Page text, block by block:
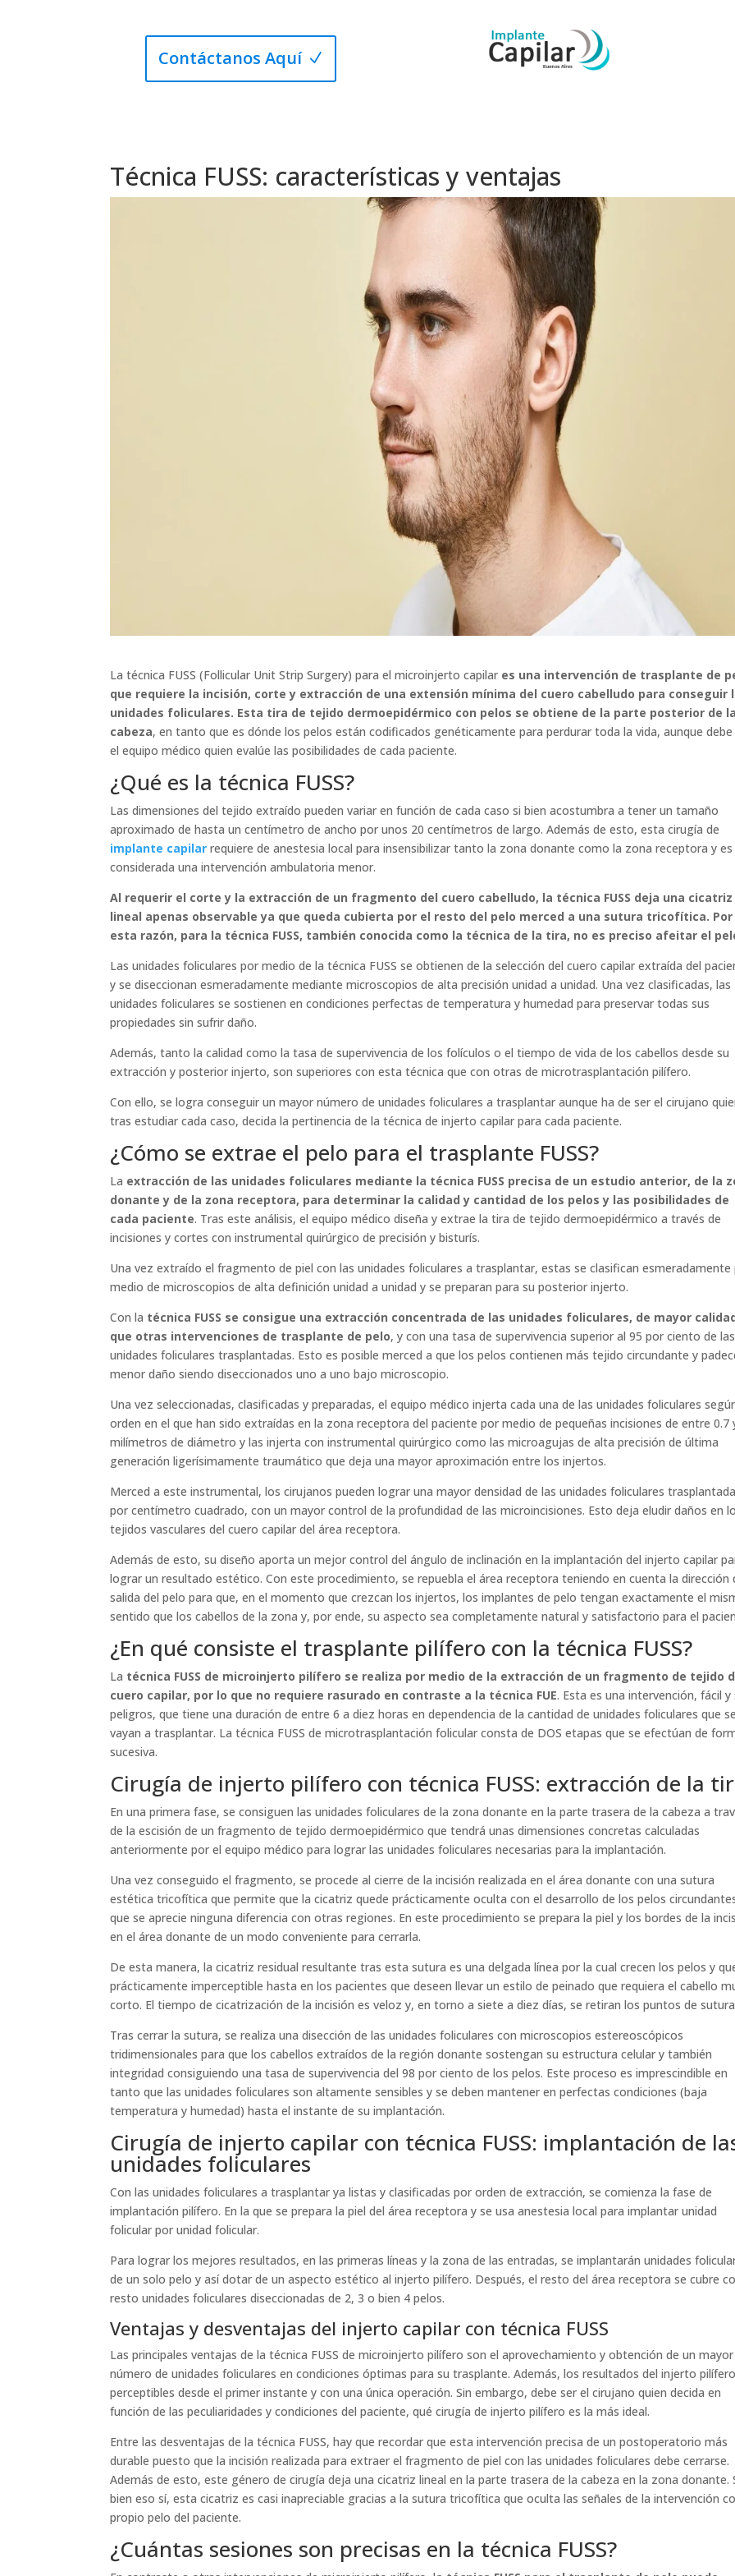
Contáctanos Aquí
Técnica FUSS: características y ventajas
La técnica FUSS (Follicular Unit Strip Surgery) para el microinjerto capilar es una intervención de trasplante de
que requiere la incisión, corte y extracción de una extensión mínima del cuero cabelludo para conseguir
unidades foliculares. Esta tira de tejido dermoepidérmico con pelos se obtiene de la parte posterior de la
cabeza, en tanto que es dónde los pelos están codificados genéticamente para perdurar toda la vida, aunque debe
el equipo médico quien evalúe las posibilidades de cada paciente.
¿Qué es la técnica FUSS?
Las dimensiones del tejido extraído pueden variar en función de cada caso si bien acostumbra a tener un tamaño
aproximado de hasta un centímetro de ancho por unos 20 centímetros de largo. Además de esto, esta cirugía de
implante capilar requiere de anestesia local para insensibilizar tanto la zona donante como la zona receptora y es
considerada una intervención ambulatoria menor.
Al requerir el corte y la extracción de un fragmento del cuero cabelludo, la técnica FUSS deja una cicatriz
lineal apenas observable ya que queda cubierta por el resto del pelo merced a una sutura tricofítica. Por
esta razón, para la técnica FUSS, también conocida como la técnica de la tira, no es preciso afeitar el
Las unidades foliculares por medio de la técnica FUSS se obtienen de la selección del cuero capilar extraída del
y se diseccionan esmeradamente mediante microscopios de alta precisión unidad a unidad. Una vez clasificadas, las
unidades foliculares se sostienen en condiciones perfectas de temperatura y humedad para preservar todas sus
propiedades sin sufrir daño.
Además, tanto la calidad como la tasa de supervivencia de los folículos o el tiempo de vida de los cabellos desde su
extracción y posterior injerto, son superiores con esta técnica que con otras de microtrasplantación pilífero.
Con ello, se logra conseguir un mayor número de unidades foliculares a trasplantar aunque ha de ser el cirujano
tras estudiar cada caso, decida la pertinencia de la técnica de injerto capilar para cada paciente.
¿Cómo se extrae el pelo para el trasplante FUSS?
La extracción de las unidades foliculares mediante la técnica FUSS precisa de un estudio anterior, de la
donante y de la zona receptora, para determinar la calidad y cantidad de los pelos y las posibilidades de
cada paciente. Tras este análisis, el equipo médico diseña y extrae la tira de tejido dermoepidérmico a través de
incisiones y cortes con instrumental quirúrgico de precisión y bisturís.
Una vez extraído el fragmento de piel con las unidades foliculares a trasplantar, estas se clasifican esmeradamente
medio de microscopios de alta definición unidad a unidad y se preparan para su posterior injerto.
Con la técnica FUSS se consigue una extracción concentrada de las unidades foliculares, de mayor
que otras intervenciones de trasplante de pelo, y con una tasa de supervivencia superior al 95 por ciento de las
unidades foliculares trasplantadas. Esto es posible merced a que los pelos contienen más tejido circundante y
menor daño siendo diseccionados uno a uno bajo microscopio.
Una vez seleccionadas, clasificadas y preparadas, el equipo médico injerta cada una de las unidades foliculares
orden en el que han sido extraídas en la zona receptora del paciente por medio de pequeñas incisiones de entre 0.7
milímetros de diámetro y las injerta con instrumental quirúrgico como las microagujas de alta precisión de última
generación ligerísimamente traumático que deja una mayor aproximación entre los injertos.
Merced a este instrumental, los cirujanos pueden lograr una mayor densidad de las unidades foliculares
por centímetro cuadrado, con un mayor control de la profundidad de las microincisiones. Esto deja eludir daños en
tejidos vasculares del cuero capilar del área receptora.
Además de esto, su diseño aporta un mejor control del ángulo de inclinación en la implantación del injerto capilar
lograr un resultado estético. Con este procedimiento, se repuebla el área receptora teniendo en cuenta la dirección
salida del pelo para que, en el momento que crezcan los injertos, los implantes de pelo tengan exactamente el
sentido que los cabellos de la zona y, por ende, su aspecto sea completamente natural y satisfactorio para el
¿En qué consiste el trasplante pilífero con la técnica FUSS?
La técnica FUSS de microinjerto pilífero se realiza por medio de la extracción de un fragmento de tejido
cuero capilar, por lo que no requiere rasurado en contraste a la técnica FUE. Esta es una intervención, fácil y
peligros, que tiene una duración de entre 6 a diez horas en dependencia de la cantidad de unidades foliculares que se
vayan a trasplantar. La técnica FUSS de microtrasplantación folicular consta de DOS etapas que se efectúan de
sucesiva.
Cirugía de injerto pilífero con técnica FUSS: extracción de la
En una primera fase, se consiguen las unidades foliculares de la zona donante en la parte trasera de la cabeza a
de la escisión de un fragmento de tejido dermoepidérmico que tendrá unas dimensiones concretas calculadas
anteriormente por el equipo médico para lograr las unidades foliculares necesarias para la implantación.
Una vez conseguido el fragmento, se procede al cierre de la incisión realizada en el área donante con una sutura
estética tricofítica que permite que la cicatriz quede prácticamente oculta con el desarrollo de los pelos
que se aprecie ninguna diferencia con otras regiones. En este procedimiento se prepara la piel y los bordes de la
en el área donante de un modo conveniente para cerrarla.
De esta manera, la cicatriz residual resultante tras esta sutura es una delgada línea por la cual crecen los pelos y
prácticamente imperceptible hasta en los pacientes que deseen llevar un estilo de peinado que requiera el cabello
corto. El tiempo de cicatrización de la incisión es veloz y, en torno a siete a diez días, se retiran los puntos de
Tras cerrar la sutura, se realiza una disección de las unidades foliculares con microscopios estereoscópicos
tridimensionales para que los cabellos extraídos de la región donante sostengan su estructura celular y también
integridad consiguiendo una tasa de supervivencia del 98 por ciento de los pelos. Este proceso es imprescindible en
tanto que las unidades foliculares son altamente sensibles y se deben mantener en perfectas condiciones (baja
temperatura y humedad) hasta el instante de su implantación.
Cirugía de injerto capilar con técnica FUSS: implantación de
unidades foliculares
Con las unidades foliculares a trasplantar ya listas y clasificadas por orden de extracción, se comienza la fase de
implantación pilífero. En la que se prepara la piel del área receptora y se usa anestesia local para implantar unidad
folicular por unidad folicular.
Para lograr los mejores resultados, en las primeras líneas y la zona de las entradas, se implantarán unidades
de un solo pelo y así dotar de un aspecto estético al injerto pilífero. Después, el resto del área receptora se cubre
resto unidades foliculares diseccionadas de 2, 3 o bien 4 pelos.
Ventajas y desventajas del injerto capilar con técnica FUSS
Las principales ventajas de la técnica FUSS de microinjerto pilífero son el aprovechamiento y obtención de un mayor
número de unidades foliculares en condiciones óptimas para su trasplante. Además, los resultados del injerto
perceptibles desde el primer instante y con una única operación. Sin embargo, debe ser el cirujano quien decida en
función de las peculiaridades y condiciones del paciente, qué cirugía de injerto pilífero es la más ideal.
Entre las desventajas de la técnica FUSS, hay que recordar que esta intervención precisa de un postoperatorio más
durable puesto que la incisión realizada para extraer el fragmento de piel con las unidades foliculares debe cerrarse.
Además de esto, este género de cirugía deja una cicatriz lineal en la parte trasera de la cabeza en la zona donante.
bien eso sí, esta cicatriz es casi inapreciable gracias a la sutura tricofítica que oculta las señales de la intervención
propio pelo del paciente.
¿Cuántas sesiones son precisas en la técnica FUSS?